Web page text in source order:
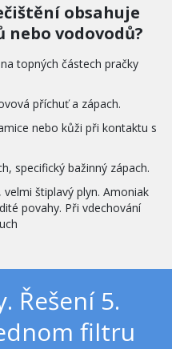
obsahuje
vodovodů?
topných částech pračky
příchuť a zápach.
nebo kůži při kontaktu s
specifický bažinný zápach.
velmi štiplavý plyn. Amoniak
povahy. Při vdechování
Řešení 5.
filtru